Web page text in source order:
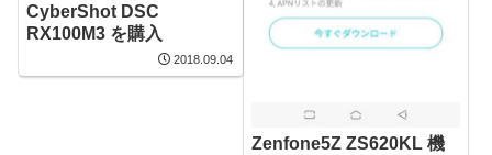
Zenfone5Z ZS620KL 機
CyberShot DSC
RX100M3 を購入
2018.09.04